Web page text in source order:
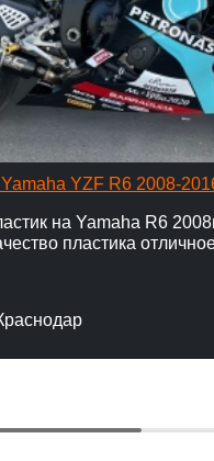
YZF R6 2008-
на Yamaha R6
пластика